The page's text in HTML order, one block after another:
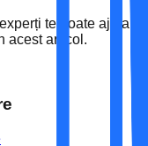
te poate ajuta
acest articol.